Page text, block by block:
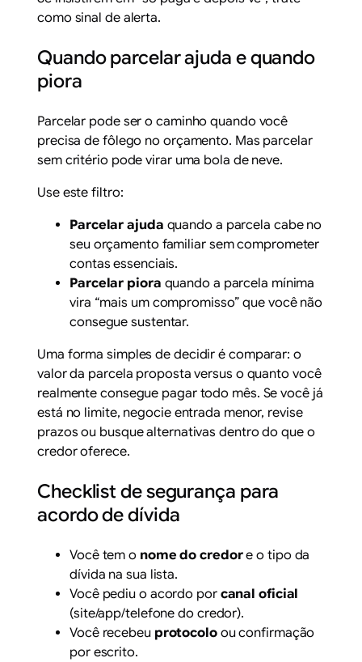
como sinal de alerta.
Quando parcelar ajuda e quando
piora
Parcelar pode ser o caminho quando você
precisa de fôlego no orçamento. Mas parcelar
sem critério pode virar uma bola de neve.
Use este filtro:
Parcelar ajuda quando a parcela cabe no
seu orçamento familiar sem comprometer
contas essenciais.
Parcelar piora quando a parcela mínima
vira “mais um compromisso” que você não
consegue sustentar.
Uma forma simples de decidir é comparar: o
valor da parcela proposta versus o quanto você
realmente consegue pagar todo mês. Se você já
está no limite, negocie entrada menor, revise
prazos ou busque alternativas dentro do que o
credor oferece.
Checklist de segurança para
acordo de dívida
Você tem o nome do credore o tipo da
dívida na sua lista.
Você pediu o acordo por canal oficial
(site/app/telefone do credor).
Você recebeu protocoloou confirmação
por escrito.